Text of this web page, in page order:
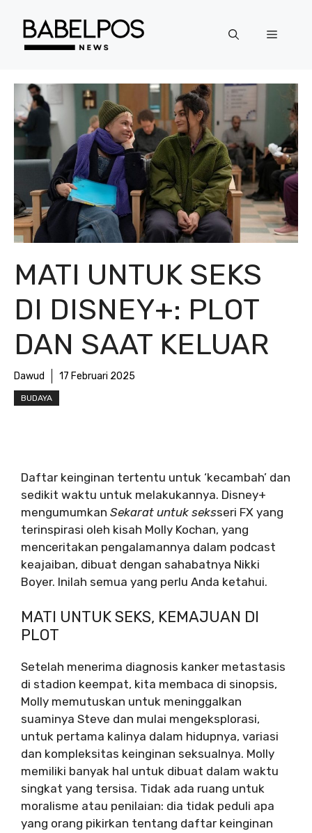
Menu
MATI UNTUK SEKS
DI DISNEY+: PLOT
DAN SAAT KELUAR
Dawud 17 Februari 2025
BUDAYA
Daftar keinginan tertentu untuk ‘kecambah’ dan
sedikit waktu untuk melakukannya. Disney+
mengumumkan Sekarat untuk seksseri FX yang
terinspirasi oleh kisah Molly Kochan, yang
menceritakan pengalamannya dalam podcast
keajaiban, dibuat dengan sahabatnya Nikki
Boyer. Inilah semua yang perlu Anda ketahui.
MATI UNTUK SEKS, KEMAJUAN DI
PLOT
Setelah menerima diagnosis kanker metastasis
di stadion keempat, kita membaca di sinopsis,
Molly memutuskan untuk meninggalkan
suaminya Steve dan mulai mengeksplorasi,
untuk pertama kalinya dalam hidupnya, variasi
dan kompleksitas keinginan seksualnya. Molly
memiliki banyak hal untuk dibuat dalam waktu
singkat yang tersisa. Tidak ada ruang untuk
moralisme atau penilaian: dia tidak peduli apa
yang orang pikirkan tentang daftar keinginan